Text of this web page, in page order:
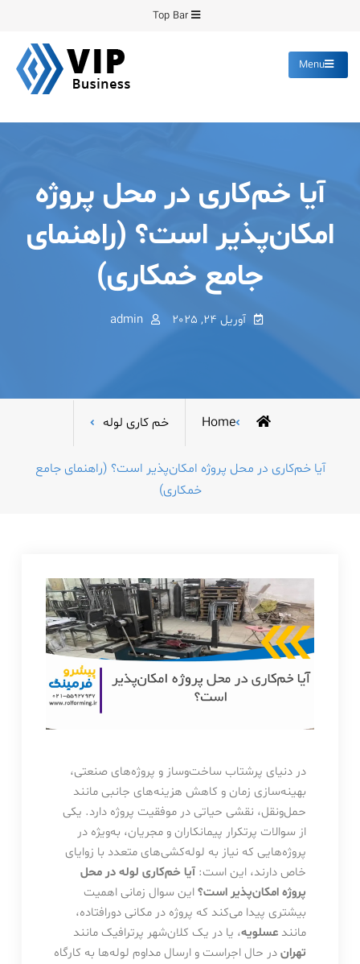
content
Top Bar
Menu
آیا خم‌کاری در محل پروژه
امکان‌پذیر است؟ (راهنمای
جامع خمکاری)
آوریل 24, 2025 admin
Home خم کاری لوله
آیا خم‌کاری در محل پروژه امکان‌پذیر است؟ (راهنمای جامع
خمکاری)
در دنیای پرشتاب ساخت‌وساز و پروژه‌های صنعتی،
بهینه‌سازی زمان و کاهش هزینه‌های جانبی مانند
حمل‌ونقل، نقشی حیاتی در موفقیت پروژه دارد. یکی
از سوالات پرتکرار پیمانکاران و مجریان، به‌ویژه در
پروژه‌هایی که نیاز به لوله‌کشی‌های متعدد با زوایای
خاص دارند، این است: آیا خم‌کاری لوله در محل
پروژه امکان‌پذیر است؟این سوال زمانی اهمیت
بیشتری پیدا می‌کند که پروژه در مکانی دورافتاده،
مانند عسلویه، یا در یک کلان‌شهر پرترافیک مانند
تهراندر حال اجراست و ارسال مداوم لوله‌ها به کارگاه